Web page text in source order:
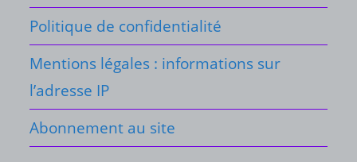
Politique de confidentialité
Mentions légales : informations sur
l’adresse IP
Abonnement au site